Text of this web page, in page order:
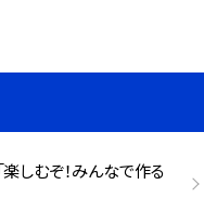
しむぞ！みんなで作る